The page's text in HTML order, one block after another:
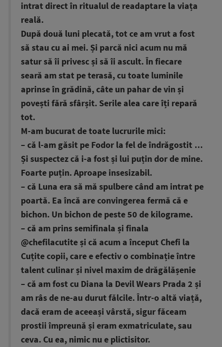
intrat direct în ritualul de readaptare la viața
reală.
După două luni plecată, tot ce am vrut a fost
să stau cu ai mei. Și parcă nici acum nu mă
satur să îi privesc și să îi ascult. În fiecare
seară am stat pe terasă, cu toate luminile
aprinse în grădină, câte un pahar de vin și
povești fără sfârșit. Serile alea care îți repară
tot.
M-am bucurat de toate lucrurile mici:
– că l-am găsit pe Fodor la fel de îndrăgostit …
Și suspectez că i-a fost și lui puțin dor de mine.
Foarte puțin. Aproape insesizabil.
– că Luna era să mă spulbere când am intrat pe
poartă. Ea încă are convingerea fermă că e
bichon. Un bichon de peste 50 de kilograme.
– că am prins semifinala și finala
@chefilacutite și că acum a început Chefi la
Cuțite copii, care e efectiv o combinație între
talent culinar și nivel maxim de drăgălășenie
– că am fost cu Diana la Devil Wears Prada 2 și
am râs de ne-au durut fălcile. Într-o altă viață,
dacă eram de aceeași vârstă, sigur făceam
prostii împreună și eram exmatriculate, sau
ceva. Cu ea, nimic nu e plictisitor.